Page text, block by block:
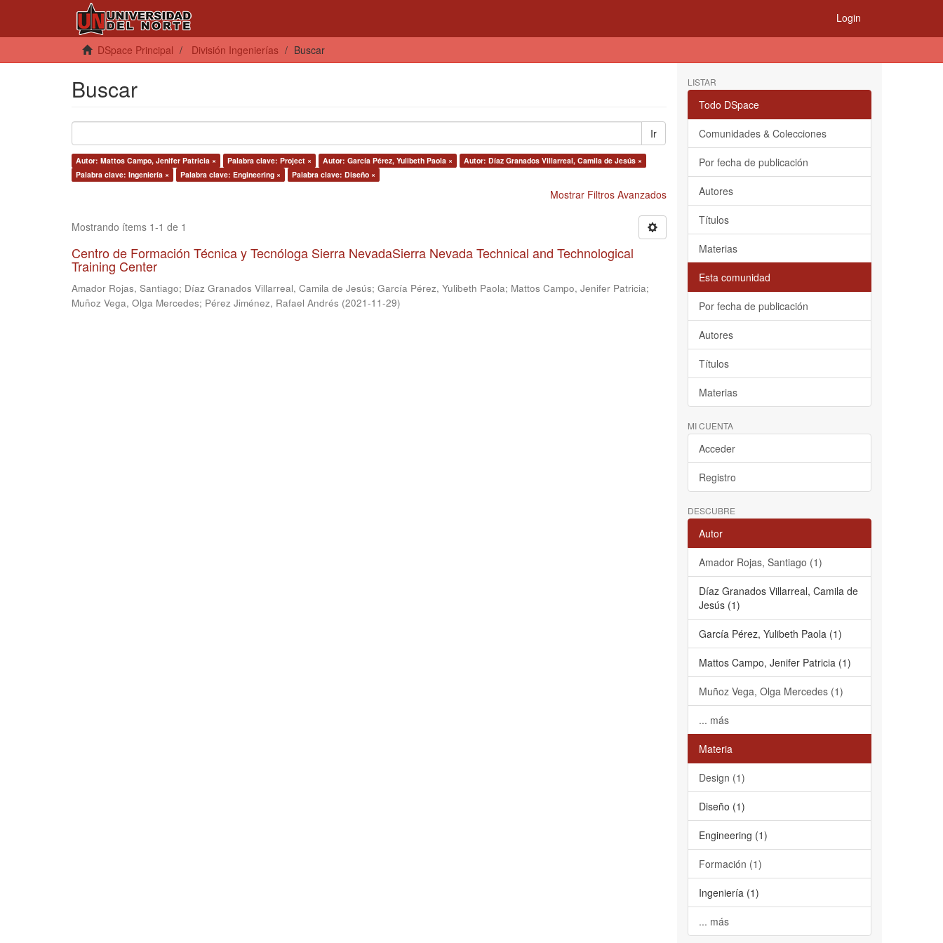
Login
DSpace Principal División Ingenierías Buscar
Buscar
Ir
Autor: Mattos Campo, Jenifer Patricia × Palabra clave: Project × Autor: García Pérez, Yulibeth Paola ×
Autor: Díaz Granados Villarreal, Camila de Jesús ×
Palabra clave: Ingeniería ×
Palabra clave: Engineering × Palabra clave: Diseño ×
Mostrar Filtros Avanzados
Mostrando ítems 1-1 de 1
Centro de Formación Técnica y Tecnóloga Sierra NevadaSierra Nevada Technical and Technological
Training Center
Amador Rojas, Santiago; Díaz Granados Villarreal, Camila de Jesús; García Pérez, Yulibeth Paola; Mattos Campo, Jenifer Patricia;
Muñoz Vega, Olga Mercedes; Pérez Jiménez, Rafael Andrés (2021-11-29)
LISTAR
Todo DSpace
Comunidades & Colecciones
Por fecha de publicación
Autores
Títulos
Materias
Esta comunidad
Por fecha de publicación
Autores
Títulos
Materias
MI CUENTA
Acceder
Registro
DESCUBRE
Autor
Amador Rojas, Santiago (1)
Díaz Granados Villarreal, Camila de
Jesús (1)
García Pérez, Yulibeth Paola (1)
Mattos Campo, Jenifer Patricia (1)
Muñoz Vega, Olga Mercedes (1)
... más
Materia
Design (1)
Diseño (1)
Engineering (1)
Formación (1)
Ingeniería (1)
... más